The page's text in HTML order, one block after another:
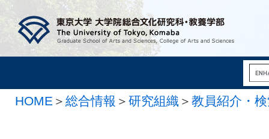
HOME ＞ 総合情報 ＞ 研究組織 ＞ 教員紹介・